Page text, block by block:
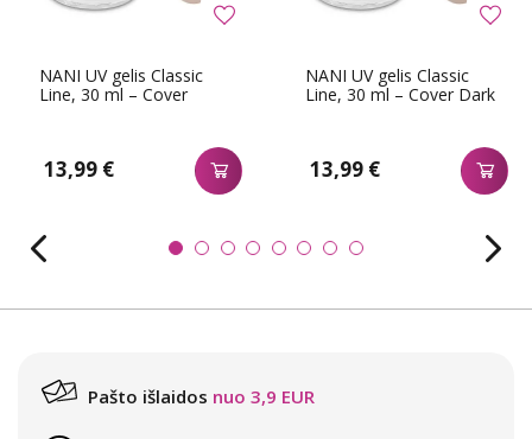
NANI UV gelis Classic
Line, 30 ml – Cover
13,99 €
NANI UV gelis Classic
Line, 30 ml – Cover Dark
13,99 €
Pašto išlaidos nuo 3,9 EUR